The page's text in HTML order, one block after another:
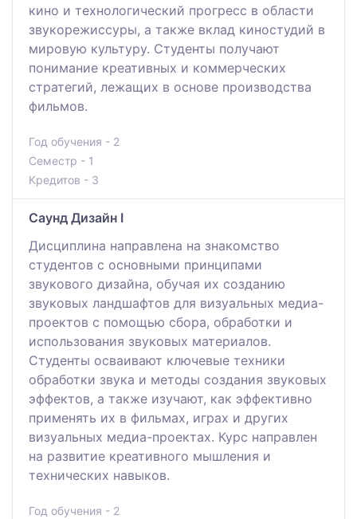
кино и технологический прогресс в области
звукорежиссуры, а также вклад киностудий в
мировую культуру. Студенты получают
понимание креативных и коммерческих
стратегий, лежащих в основе производства
фильмов.
Год обучения - 2
Семестр - 1
Кредитов - 3
Саунд Дизайн I
Дисциплина направлена на знакомство
студентов с основными принципами
звукового дизайна, обучая их созданию
звуковых ландшафтов для визуальных медиа-
проектов с помощью сбора, обработки и
использования звуковых материалов.
Студенты осваивают ключевые техники
обработки звука и методы создания звуковых
эффектов, а также изучают, как эффективно
применять их в фильмах, играх и других
визуальных медиа-проектах. Курс направлен
на развитие креативного мышления и
технических навыков.
Год обучения - 2